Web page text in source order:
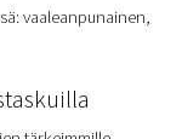
vaaleanpunainen,